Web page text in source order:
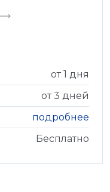
от 1 дня
от 3 дней
подробнее
Бесплатно